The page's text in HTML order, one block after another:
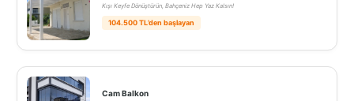
Kışı Keyfe Dönüştürün, Bahçeniz Hep Yaz Kalsın!
104.500 TL’den başlayan
Cam Balkon